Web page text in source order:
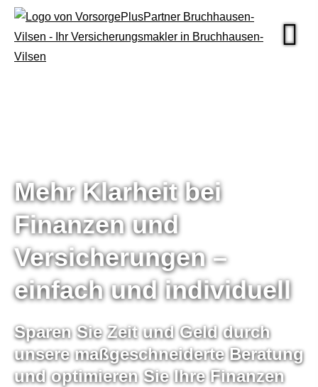
Mehr Klarheit bei
Finanzen und
Versicherungen –
einfach und individuell
Sparen Sie Zeit und Geld durch
unsere maßgeschneiderte Beratung
und optimieren Sie Ihre Finanzen